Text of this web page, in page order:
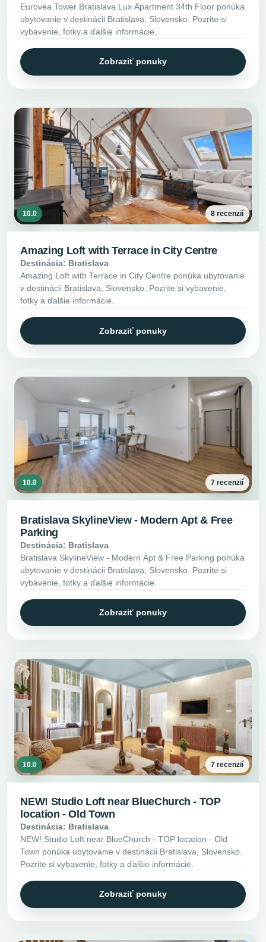
Eurovea Tower Bratislava Lux Apartment 34th Floor ponúka
ubytovanie v destinácii Bratislava, Slovensko. Pozrite si
vybavenie, fotky a ďalšie informácie.
Zobraziť ponuky
10.0 8 recenzií
Amazing Loft with Terrace in City Centre
Destinácia: Bratislava
Amazing Loft with Terrace in City Centre ponúka ubytovanie
v destinácii Bratislava, Slovensko. Pozrite si vybavenie,
fotky a ďalšie informácie.
Zobraziť ponuky
10.0 7 recenzií
Bratislava SkylineView - Modern Apt & Free
Parking
Destinácia: Bratislava
Bratislava SkylineView - Modern Apt & Free Parking ponúka
ubytovanie v destinácii Bratislava, Slovensko. Pozrite si
vybavenie, fotky a ďalšie informácie.
Zobraziť ponuky
10.0 7 recenzií
NEW! Studio Loft near BlueChurch - TOP
location - Old Town
Destinácia: Bratislava
NEW! Studio Loft near BlueChurch - TOP location - Old
Town ponúka ubytovanie v destinácii Bratislava, Slovensko.
Pozrite si vybavenie, fotky a ďalšie informácie.
Zobraziť ponuky